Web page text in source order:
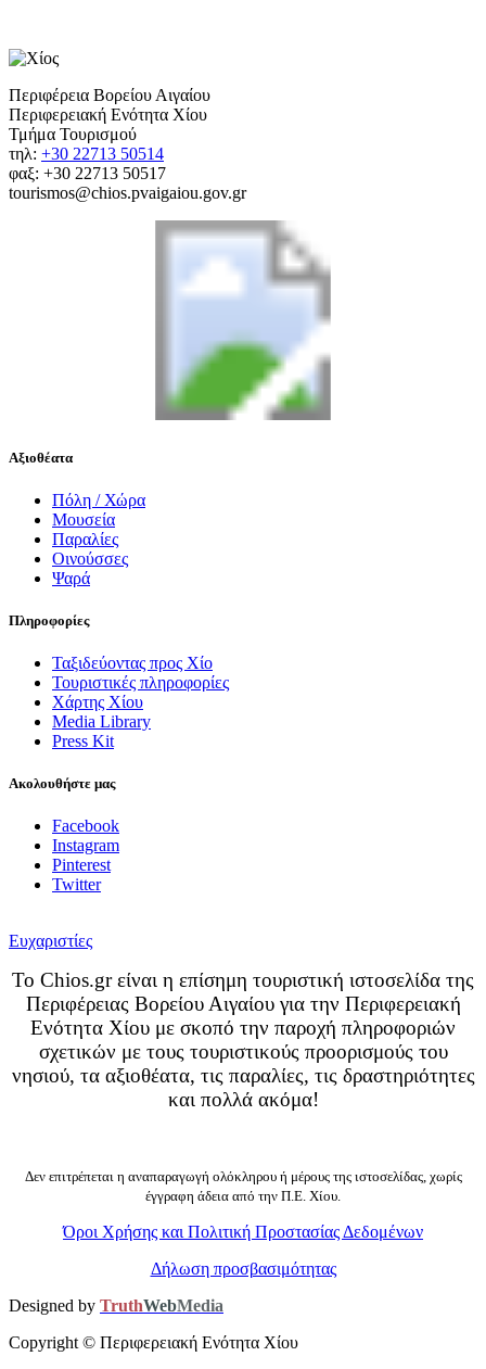
Περιφέρεια Βορείου Αιγαίου
Περιφερειακή Ενότητα Χίου
Τμήμα Τουρισμού
τηλ: +30 22713 50514
φαξ: +30 22713 50517
tourismos@chios.pvaigaiou.gov.gr
Αξιοθέατα
Πόλη / Χώρα
Μουσεία
Παραλίες
Οινούσσες
Ψαρά
Πληροφορίες
Ταξιδεύοντας προς Χίο
Τουριστικές πληροφορίες
Χάρτης Χίου
Media Library
Press Kit
Ακολουθήστε μας
Facebook
Instagram
Pinterest
Twitter
Ευχαριστίες
Το Chios.gr είναι η επίσημη τουριστική ιστοσελίδα της
Περιφέρειας Βορείου Αιγαίου για την Περιφερειακή
Ενότητα Χίου με σκοπό την παροχή πληροφοριών
σχετικών με τους τουριστικούς προορισμούς του
νησιού, τα αξιοθέατα, τις παραλίες, τις δραστηριότητες
και πολλά ακόμα!
Δεν επιτρέπεται η αναπαραγωγή ολόκληρου ή μέρους της ιστοσελίδας, χωρίς
έγγραφη άδεια από την Π.Ε. Χίου.
Όροι Χρήσης και Πολιτική Προστασίας Δεδομένων
Δήλωση προσβασιμότητας
Designed by TruthWebMedia
Copyright © Περιφερειακή Ενότητα Χίου